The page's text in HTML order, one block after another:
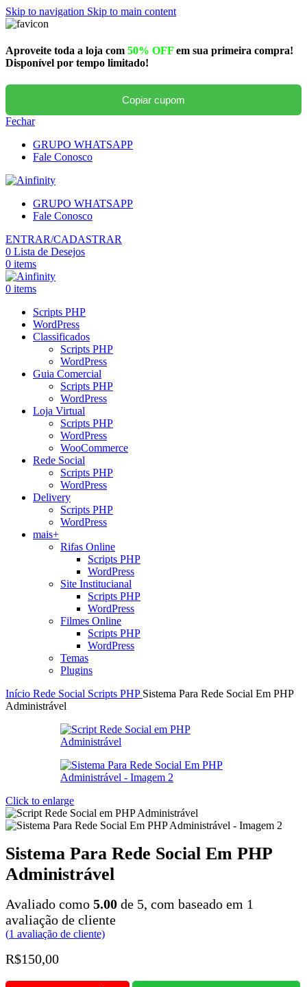
Skip to navigation Skip to main content
Aproveite toda a loja com 50% OFF em sua primeira compra!
Disponível por tempo limitado!
Copiar cupom
Fechar
GRUPO WHATSAPP
Fale Conosco
GRUPO WHATSAPP
Fale Conosco
ENTRAR/CADASTRAR
0 Lista de Desejos
0 items
0 items
Scripts PHP
WordPress
Classificados
Scripts PHP
WordPress
Guia Comercial
Scripts PHP
WordPress
Loja Virtual
Scripts PHP
WordPress
WooCommerce
Rede Social
Scripts PHP
WordPress
Delivery
Scripts PHP
WordPress
mais+
Rifas Online
Scripts PHP
WordPress
Site Institucianal
Scripts PHP
WordPress
Filmes Online
Scripts PHP
WordPress
Temas
Plugins
Início Rede Social Scripts PHP Sistema Para Rede Social Em PHP
Administrável
Click to enlarge
Sistema Para Rede Social Em PHP
Administrável
Avaliado como 5.00 de 5, com baseado em 1
avaliação de cliente
(1 avaliação de cliente)
R$150,00